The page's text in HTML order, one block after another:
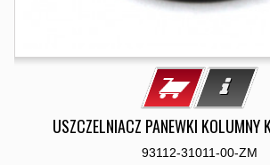
USZCZELNIACZ PANEWKI KOLUMNY
93112-31011-00-ZM